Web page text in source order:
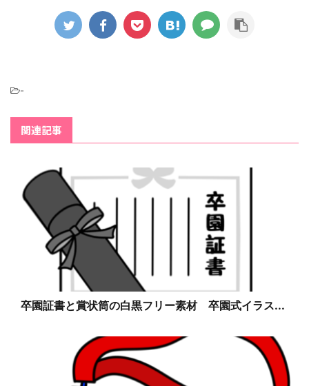
-
関連記事
卒園証書と賞状筒の白黒フリー素材 卒園式イラス...